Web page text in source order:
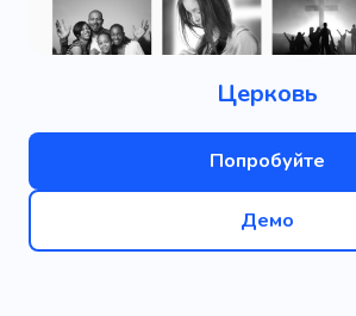
Церковь
Попробуйте
Демо